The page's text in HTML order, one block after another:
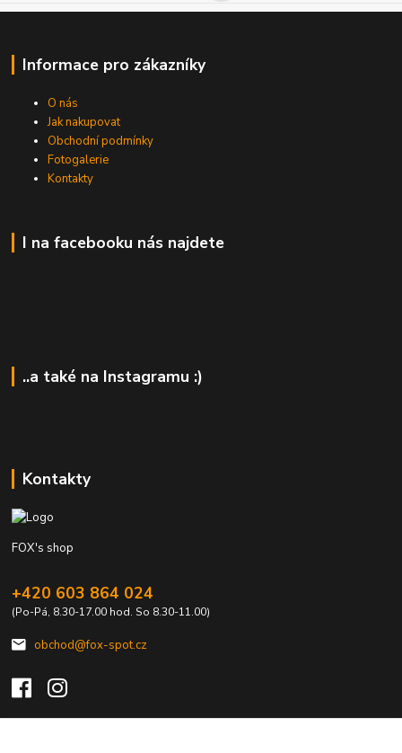
Informace pro zákazníky
O nás
Jak nakupovat
Obchodní podmínky
Fotogalerie
Kontakty
I na facebooku nás najdete
..a také na Instagramu :)
Kontakty
FOX's shop
+420 603 864 024
(Po-Pá, 8.30-17.00 hod. So 8.30-11.00)
obchod@fox-spot.cz